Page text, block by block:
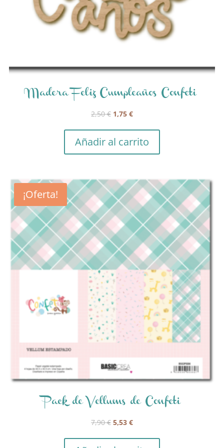
Madera Feliz Cumpleaños Confeti
2,50€ El
original
era:
1,75 €El
actual
es:
Añadir al carrito
¡Oferta!
Pack de Vellums de Confeti
7,90€ El
original
5,53 €El
actual